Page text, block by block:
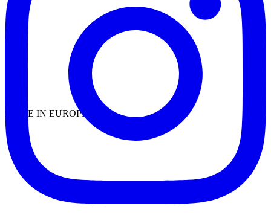
MADE IN EUROPE